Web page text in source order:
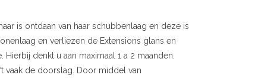
is ontdaan van haar schubbenlaag en deze is
en verliezen de Extensions glans en
denkt u aan maximaal 1 a 2 maanden.
vaak de doorslag. Door middel van